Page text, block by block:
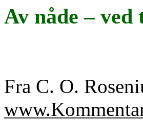
Av nåde – ved
Fra C. O.